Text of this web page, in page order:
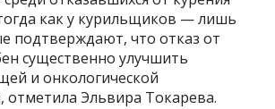
как у курильщиков — лишь
подтверждают, что отказ от
существенно улучшить
и онкологической
Эльвира Токарева.